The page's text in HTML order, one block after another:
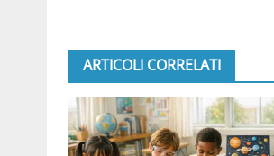
ARTICOLI CORRELATI